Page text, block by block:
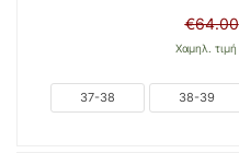
€64.00
Χαμηλ.
37-38 38-39